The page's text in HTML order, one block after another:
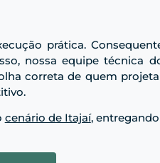
prática.
nossa equipe técnica
correta de quem
cenário de Itajaí,